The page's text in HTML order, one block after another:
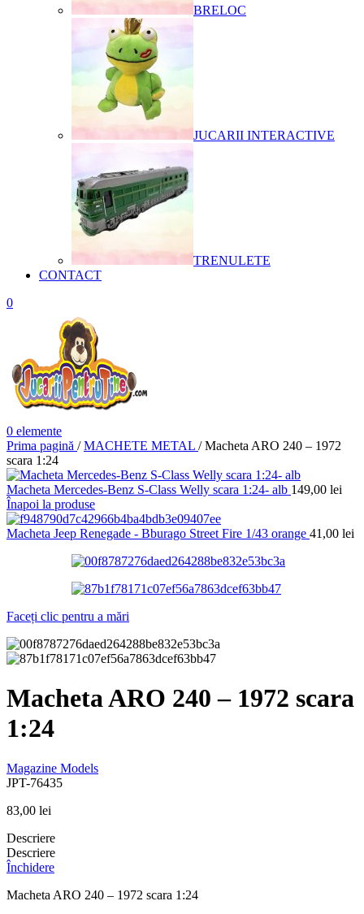
BRELOC
JUCARII INTERACTIVE
TRENULETE
CONTACT
0
0 elemente
Prima pagină / MACHETE METAL / Macheta ARO 240 – 1972
scara 1:24
Macheta Mercedes-Benz S-Class Welly scara 1:24- alb 149,00 lei
Înapoi la produse
Macheta Jeep Renegade - Bburago Street Fire 1/43 orange 41,00 lei
Faceți clic pentru a mări
Macheta ARO 240 – 1972 scara
1:24
Magazine Models
JPT-76435
83,00 lei
Descriere
Descriere
Închidere
Macheta ARO 240 – 1972 scara 1:24